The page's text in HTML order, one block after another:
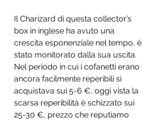
Il Charizard di questa collector’s
box in inglese ha avuto una
crescita esponenziale nel tempo, è
stato monitorato dalla sua uscita.
Nel periodo in cui i cofanetti erano
ancora facilmente reperibili si
acquistava sui 5-6 €, oggi vista la
scarsa reperibilità è schizzato sui
25-30 €, prezzo che reputiamo